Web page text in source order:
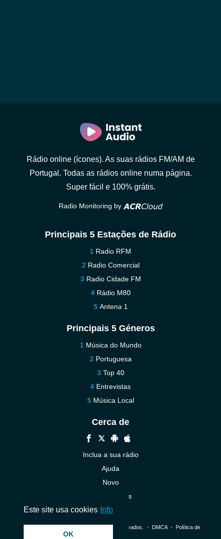
Rádio online (ícones). As suas rádios FM/AM de
Portugal. Todas as rádios online numa página.
Super fácil e 100% grátis.
Radio Monitoring by
Principais 5 Estações de Rádio
Radio RFM
Radio Comercial
Radio Cidade FM
Rádio M80
Antena 1
Principais 5 Géneros
Música do Mundo
Portuguesa
Top 40
Entrevistas
Música Local
Cerca de
Inclua a sua rádio
Ajuda
Novo
Contacte-nos
© 2026 InstantAudio. Todos os direitos reservados. ・ DMCA・ Política de
Este site usa cookies Info
OK